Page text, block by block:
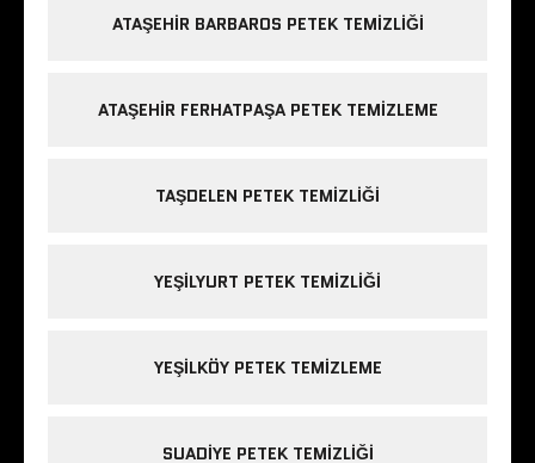
ATAŞEHIR BARBAROS PETEK TEMIZLIĞI
ATAŞEHIR FERHATPAŞA PETEK TEMIZLEME
TAŞDELEN PETEK TEMIZLIĞI
YEŞILYURT PETEK TEMIZLIĞI
YEŞILKÖY PETEK TEMIZLEME
SUADIYE PETEK TEMIZLIĞI